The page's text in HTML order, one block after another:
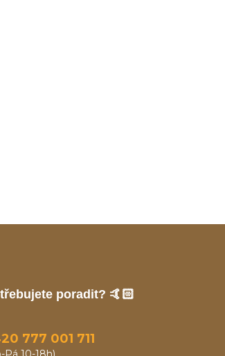
poradit? 🤙🏻
777 001 711